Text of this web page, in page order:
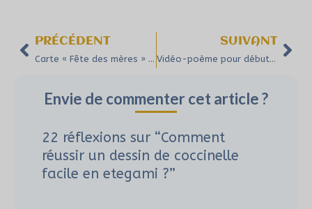
PRÉCÉDENT
Carte « Fête des mères » : méthode facile pour un hommage poétique
SUIVANT
Vidéo-poème pour débutants : guide pratique en 5 étapes simples
Envie de commenter cet article ?
22 réflexions sur “Comment
réussir un dessin de coccinelle
facile en etegami ?”